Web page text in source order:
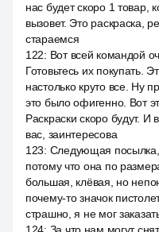
нас будет скоро 1 товар,
вызовет. Это раскраска,
стараемся
122: Вот всей командой
Готовьтесь их покупать.
настолько круто все. Ну
это было офигенно. Вот
Раскраски скоро будут. И
вас, заинтересова
123: Следующая
потому что она по
большая, клёвая, но
почему-то значок
страшно, я не мог